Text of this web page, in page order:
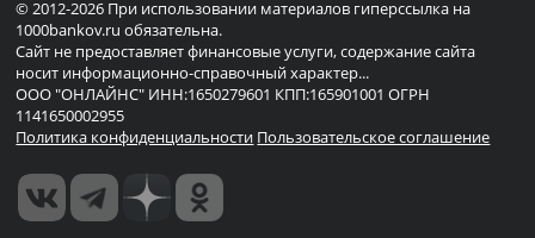
© 2012-2026 При использовании материалов гиперссылка на
1000bankov.ru обязательна.
Сайт не предоставляет финансовые услуги, содержание сайта
носит информационно-справочный характер...
ООО "ОНЛАЙНС" ИНН:1650279601 КПП:165901001 ОГРН
1141650002955
Политика конфиденциальности Пользовательское соглашение